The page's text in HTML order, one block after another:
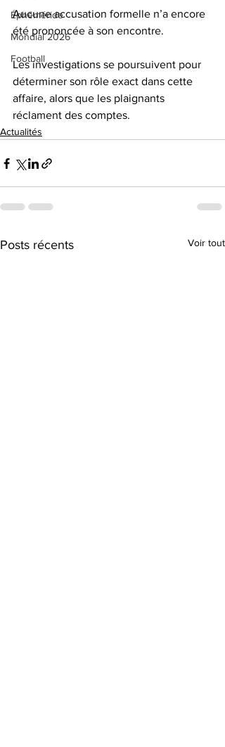
Éphéméride
Mondial 2026
Football
Aucune accusation formelle n’a encore
été prononcée à son encontre.
Les investigations se poursuivent pour
déterminer son rôle exact dans cette
affaire, alors que les plaignants
réclament des comptes.
Actualités
Posts récents Voir tout